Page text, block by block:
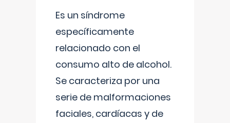
Es un síndrome
específicamente
relacionado con el
consumo alto de alcohol.
Se caracteriza por una
serie de malformaciones
faciales, cardíacas y de